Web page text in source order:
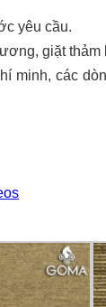
yêu cầu.
giặt
minh, các